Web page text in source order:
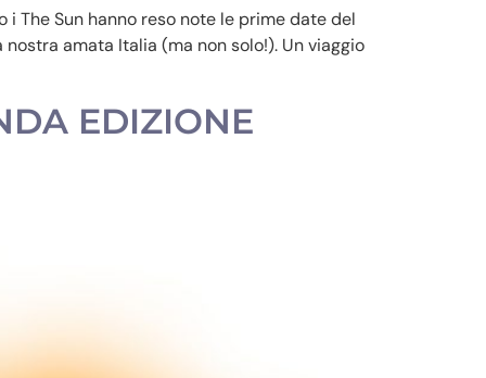
The Sun hanno reso note le prime date del
amata Italia (ma non solo!). Un viaggio
EDIZIONE